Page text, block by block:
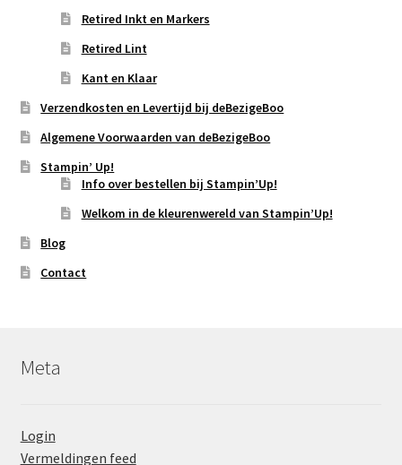
Retired Inkt en Markers
Retired Lint
Kant en Klaar
Verzendkosten en Levertijd bij deBezigeBoo
Algemene Voorwaarden van deBezigeBoo
Stampin’ Up!
Info over bestellen bij Stampin’Up!
Welkom in de kleurenwereld van Stampin’Up!
Blog
Contact
Meta
Login
Vermeldingen feed